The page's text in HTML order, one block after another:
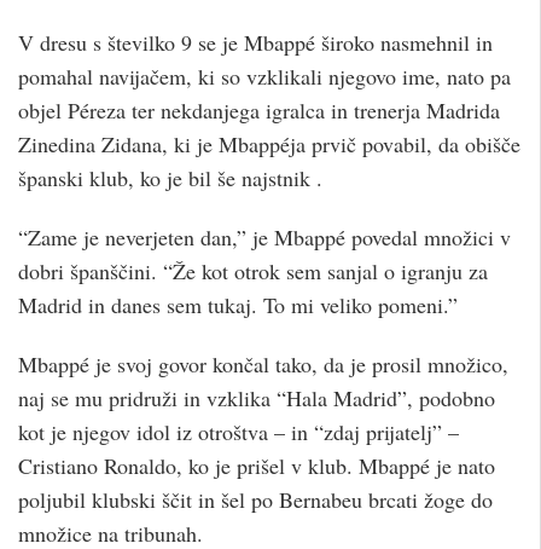
V dresu s številko 9 se je Mbappé široko nasmehnil in
pomahal navijačem, ki so vzklikali njegovo ime, nato pa
objel Péreza ter nekdanjega igralca in trenerja Madrida
Zinedina Zidana, ki je Mbappéja prvič povabil, da obišče
španski klub, ko je bil še najstnik .
“Zame je neverjeten dan,” je Mbappé povedal množici v
dobri španščini. “Že kot otrok sem sanjal o igranju za
Madrid in danes sem tukaj. To mi veliko pomeni.”
Mbappé je svoj govor končal tako, da je prosil množico,
naj se mu pridruži in vzklika “Hala Madrid”, podobno
kot je njegov idol iz otroštva – in “zdaj prijatelj” –
Cristiano Ronaldo, ko je prišel v klub. Mbappé je nato
poljubil klubski ščit in šel po Bernabeu brcati žoge do
množice na tribunah.